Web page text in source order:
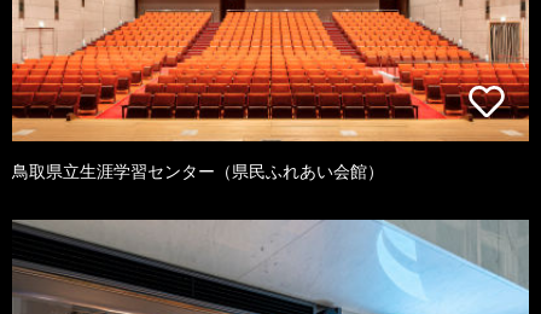
鳥取県立生涯学習センター（県民ふれあい会館）